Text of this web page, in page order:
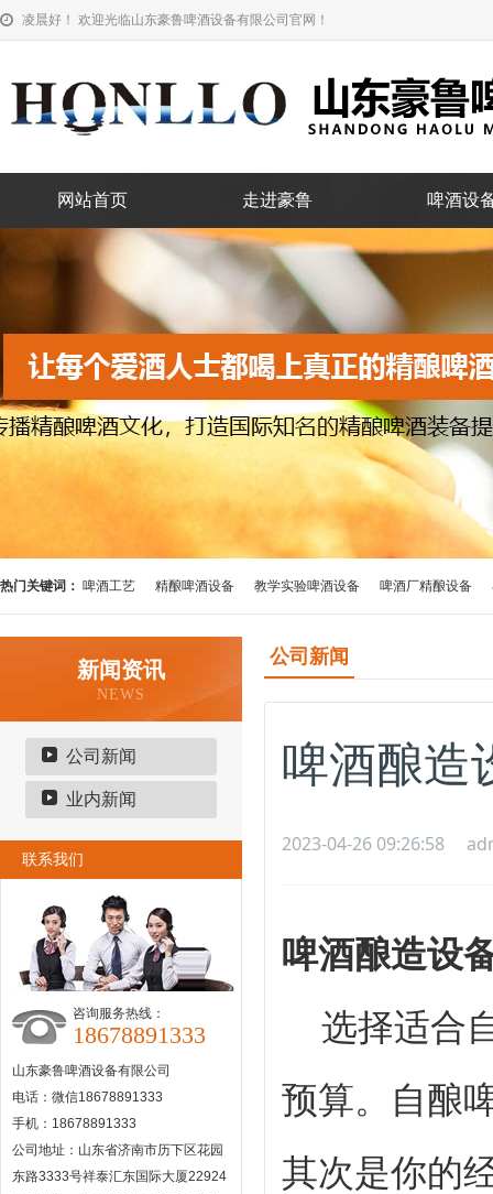
凌晨好！ 欢迎光临山东豪鲁啤酒设备有限公司官网！
网站首页 走进豪鲁 啤酒设
热门关键词： 啤酒工艺 精酿啤酒设备 教学实验啤酒设备 啤酒厂精酿设备
新闻资讯
NEWS
公司新闻
业内新闻
联系我们
咨询服务热线：
18678891333
山东豪鲁啤酒设备有限公司
电话：微信18678891333
手机：18678891333
公司地址：山东省济南市历下区花园
东路3333号祥泰汇东国际大厦22924
公司新闻
啤酒酿造
2023-04-26 09:26:58
啤酒酿造设
选择适合
预算。自酿
其次是你的